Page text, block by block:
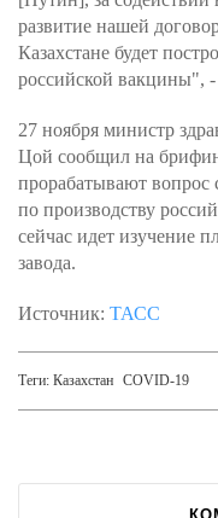
развитие нашей
Казахстане будет
российской вакцины", -
27 ноября министр
Цой сообщил на
прорабатывают вопрос
по производству
сейчас идет изучение
завода.
Источник: ТАСС
Теги: Казахстан COVID-19